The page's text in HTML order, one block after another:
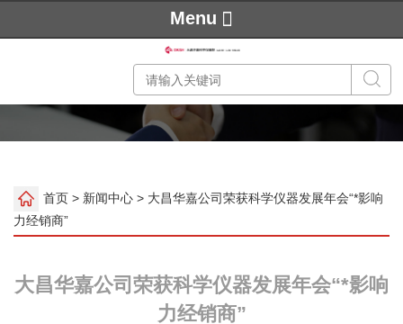
Menu
首页 > 新闻中心 > 大昌华嘉公司荣获科学仪器发展年会“*影响
力经销商”
大昌华嘉公司荣获科学仪器发展年会“*影响
力经销商”